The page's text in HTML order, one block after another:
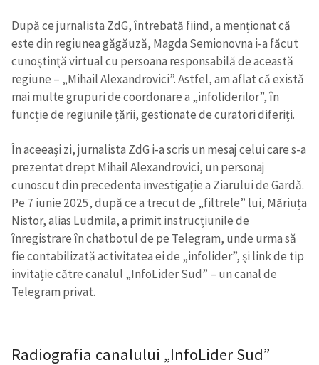
După ce jurnalista ZdG, întrebată fiind, a menționat că
este din regiunea găgăuză, Magda Semionovna i-a făcut
cunoștință virtual cu persoana responsabilă de această
regiune – „Mihail Alexandrovici”. Astfel, am aflat că există
mai multe grupuri de coordonare a „infoliderilor”, în
funcție de regiunile țării, gestionate de curatori diferiți.
În aceeași zi, jurnalista ZdG i-a scris un mesaj celui care s-a
prezentat drept Mihail Alexandrovici, un personaj
cunoscut din precedenta investigație a Ziarului de Gardă.
Pe 7 iunie 2025,după ce a trecut de „filtrele” lui, Măriuța
Nistor, alias Ludmila, a primit instrucțiunile de
înregistrare în chatbotul de pe Telegram, unde urma să
fie contabilizată activitatea ei de „infolider”, și link de tip
invitație către canalul „InfoLider Sud” – un canal de
Telegram privat.
Radiografia canalului „InfoLider Sud”